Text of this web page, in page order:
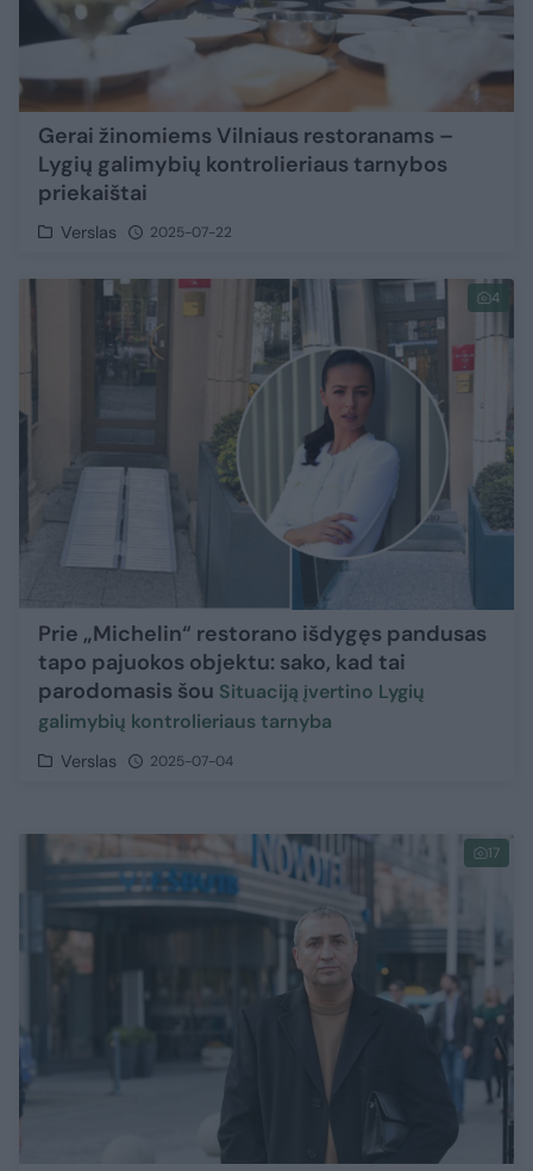
Gerai žinomiems Vilniaus restoranams –
Lygių galimybių kontrolieriaus tarnybos
priekaištai
Verslas 2025-07-22
4
Prie „Michelin“ restorano išdygęs pandusas
tapo pajuokos objektu: sako, kad tai
parodomasis šou Situaciją įvertino Lygių
galimybių kontrolieriaus tarnyba
Verslas 2025-07-04
17